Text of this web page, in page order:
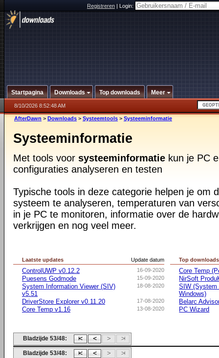
Registreren|Login:
Startpagina Downloads Top downloads Meer
8/10/2026 8:52:48 AM
AfterDawn > Downloads > Systeemtools > Systeeminformatie
Systeeminformatie
Met tools voor systeeminformatie kun je PC
configuraties analyseren en testen
Typische tools in deze categorie helpen je om
systeem te analyseren, temperaturen van
in je PC te monitoren, informatie over de
verkrijgen en nog veel meer.
Update datum
Laatste updates
16-09-2020
ControlUWP v0.12.2
15-09-2020
Puesens Godmode
18-08-2020
System Information Viewer (SIV)
v5.51
17-08-2020
DriverStore Explorer v0.11.20
13-08-2020
Core Temp v1.16
Top downloads
Core Temp
NirSoft
SIW (System
Windows)
Belarc
PC Wizard
Bladzijde 53/48:
Bladzijde 53/48: